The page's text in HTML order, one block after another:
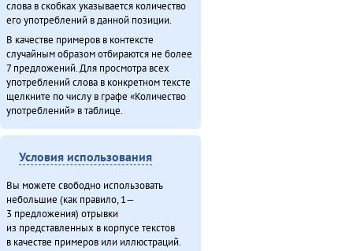
слова в скобках указывается количество
его употреблений в данной позиции.
В качестве примеров в контексте
случайным образом отбираются не более
7 предложений. Для просмотра всех
употреблений слова в конкретном тексте
щелкните по числу в графе «Количество
употреблений» в таблице.
Условия использования
Вы можете свободно использовать
небольшие (как правило, 1—
3 предложения) отрывки
из представленных в корпусе текстов
в качестве примеров или иллюстраций.